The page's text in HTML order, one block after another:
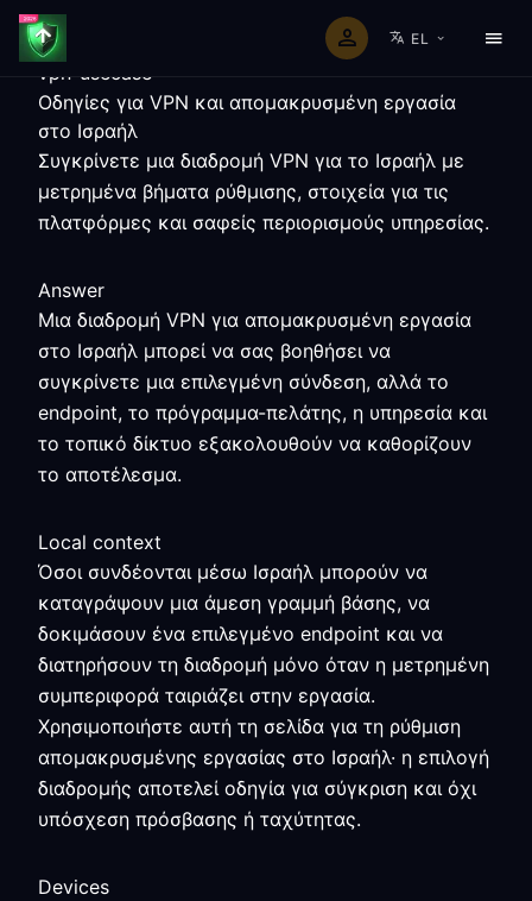
EL
vpn-usecase
Οδηγίες για VPN και απομακρυσμένη εργασία
στο Ισραήλ
Συγκρίνετε μια διαδρομή VPN για το Ισραήλ με
μετρημένα βήματα ρύθμισης, στοιχεία για τις
πλατφόρμες και σαφείς περιορισμούς υπηρεσίας.
Answer
Μια διαδρομή VPN για απομακρυσμένη εργασία
στο Ισραήλ μπορεί να σας βοηθήσει να
συγκρίνετε μια επιλεγμένη σύνδεση, αλλά το
endpoint, το πρόγραμμα-πελάτης, η υπηρεσία και
το τοπικό δίκτυο εξακολουθούν να καθορίζουν
το αποτέλεσμα.
Local context
Όσοι συνδέονται μέσω Ισραήλ μπορούν να
καταγράψουν μια άμεση γραμμή βάσης, να
δοκιμάσουν ένα επιλεγμένο endpoint και να
διατηρήσουν τη διαδρομή μόνο όταν η μετρημένη
συμπεριφορά ταιριάζει στην εργασία.
Χρησιμοποιήστε αυτή τη σελίδα για τη ρύθμιση
απομακρυσμένης εργασίας στο Ισραήλ· η επιλογή
διαδρομής αποτελεί οδηγία για σύγκριση και όχι
υπόσχεση πρόσβασης ή ταχύτητας.
Devices